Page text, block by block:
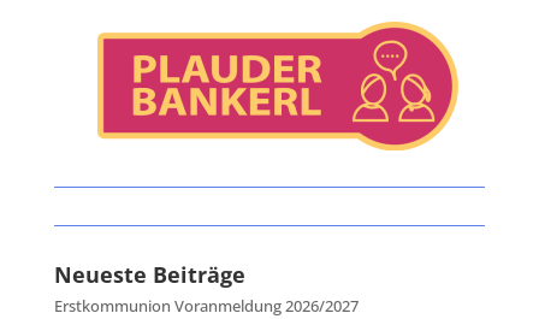
Neueste Beiträge
Erstkommunion Voranmeldung 2026/2027